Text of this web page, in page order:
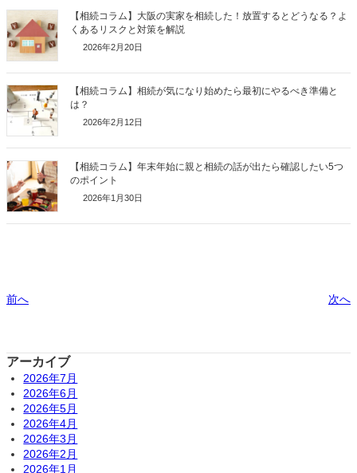
【相続コラム】大阪の実家を相続した！放置するとどうなる？よ
くあるリスクと対策を解説
2026年2月20日
【相続コラム】相続が気になり始めたら最初にやるべき準備と
は？
2026年2月12日
【相続コラム】年末年始に親と相続の話が出たら確認したい5つ
のポイント
2026年1月30日
前へ 次へ
アーカイブ
2026年7月
2026年6月
2026年5月
2026年4月
2026年3月
2026年2月
2026年1月